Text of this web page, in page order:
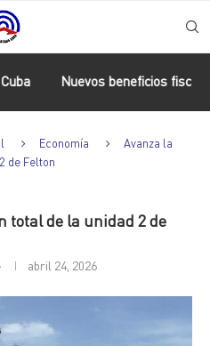
Nuevos beneficios fiscales para
Economía
Avanza la
de Felton
total de la unidad 2 de
abril 24, 2026